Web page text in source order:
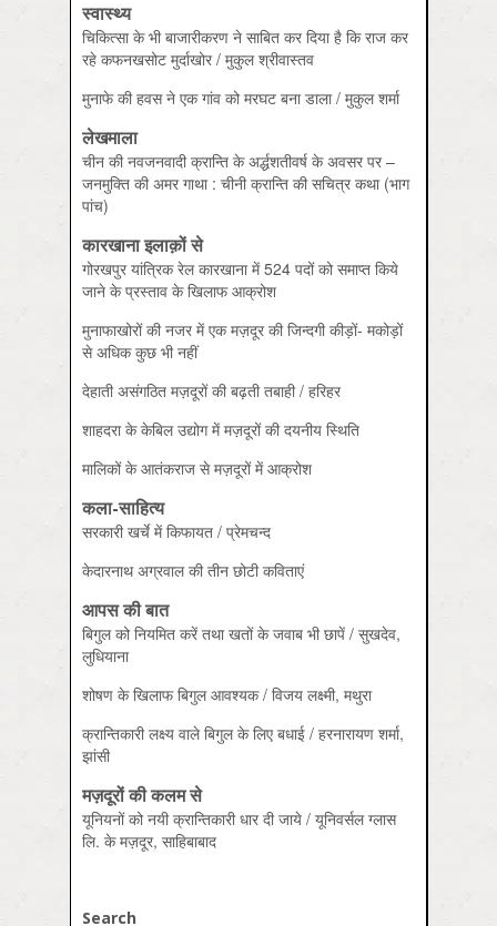
स्‍वास्‍थ्‍य
चिकित्‍सा के भी बाजारीकरण ने साबित कर दिया है कि राज कर
रहे कफनखसोट मुर्दाखोर / मुकुल श्रीवास्‍तव
मुनाफे की हवस ने एक गांव को मरघट बना डाला / मुकुल शर्मा
लेखमाला
चीन की नवजनवादी क्रान्ति के अर्द्धशतीवर्ष के अवसर पर –
जनमुक्ति की अमर गाथा : चीनी क्रान्ति की सचित्र कथा (भाग
पांच)
कारखाना इलाक़ों से
गोरखपुर यांत्रिक रेल कारखाना में 524 पदों को समाप्‍त किये
जाने के प्रस्‍ताव के खिलाफ आक्रोश
मुनाफाखोरों की नजर में एक मज़दूर की जिन्‍दगी कीड़ों- मकोड़ों
से अधिक कुछ भी नहीं
देहाती असंगठित मज़दूरों की बढ़ती तबाही / हरिहर
शाहदरा के केबिल उद्योग में मज़दूरों की दयनीय स्थिति
मालिकों के आतंकराज से मज़दूरों में आक्रोश
कला-साहित्य
सरकारी खर्चे में किफायत / प्रेमचन्‍द
केदारनाथ अग्रवाल की तीन छोटी कविताएं
आपस की बात
बिगुल को नियमित करें तथा खतों के जवाब भी छापें / सुखदेव,
लुधियाना
शोषण के खिलाफ बिगुल आवश्‍यक / विजय लक्ष्‍मी, मथुरा
क्रान्तिकारी लक्ष्‍य वाले बिगुल के लिए बधाई / हरनारायण शर्मा,
झांसी
मज़दूरों की कलम से
यूनियनों को नयी क्रान्तिकारी धार दी जाये / यूनिवर्सल ग्‍लास
लि. के मज़दूर, साहिबाबाद
Search